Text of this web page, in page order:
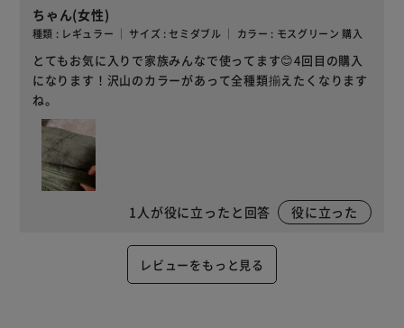
ちゃん(女性)
種類 : レギュラー ｜ サイズ : セミダブル ｜ カラー : モスグリーン 購入
とてもお気に入りで家族みんなで使ってます😊4回目の購入
になります！沢山のカラーがあって全種類揃えたくなります
ね。
1 人が役に立ったと回答 役に立った
レビューをもっと見る